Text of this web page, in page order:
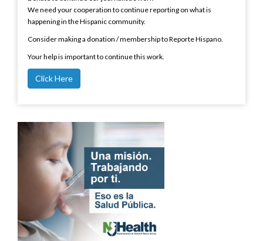
We need your cooperation to continue reporting on what is
happening in the Hispanic community.
Consider making a donation / membership to Reporte Hispano.
Your help is important to continue this work.
Click Here